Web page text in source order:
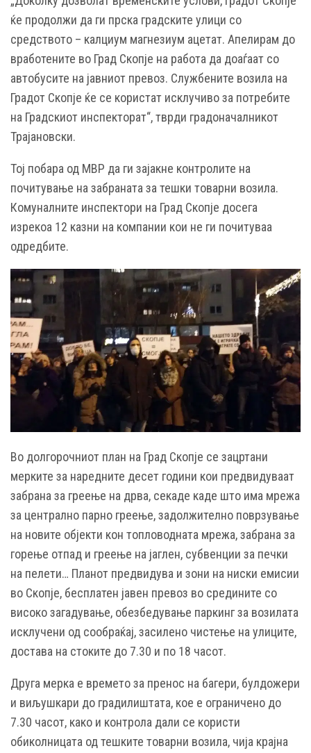
ќе продолжи да ги прска градските улици со
средството – калциум магнезиум ацетат. Апелирам до
вработените во Град Скопје на работа да доаѓаат со
автобусите на јавниот превоз. Службените возила на
Градот Скопје ќе се користат исклучиво за потребите
на Градскиот инспекторат“, тврди градоначалникот
Трајановски.
Тој побара од МВР да ги зајакне контролите на
почитување на забраната за тешки товарни возила.
Комуналните инспектори на Град Скопје досега
изрекоа 12 казни на компании кои не ги почитуваа
одредбите.
Во долгорочниот план на Град Скопје се зацртани
мерките за наредните десет години кои предвидуваат
забрана за греење на дрва, секаде каде што има мрежа
за централно парно греење, задолжително поврзување
на новите објекти кон топловодната мрежа, забрана за
горење отпад и греење на јаглен, субвенции за печки
на пелети… Планот предвидува и зони на ниски емисии
во Скопје, бесплатен јавен превоз во средините со
високо загадување, обезбедување паркинг за возилата
исклучени од сообраќај, засилено чистење на улиците,
достава на стоките до 7.30 и по 18 часот.
Друга мерка е времето за пренос на багери, булдожери
и виљушкари до градилиштата, кое е ограничено до
7.30 часот, како и контрола дали се користи
обиколницата од тешките товарни возила, чија крајна